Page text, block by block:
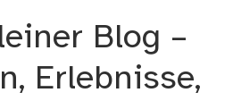
Blog –
Erlebnisse,